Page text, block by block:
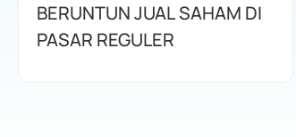
BERUNTUN JUAL SAHAM DI
PASAR REGULER